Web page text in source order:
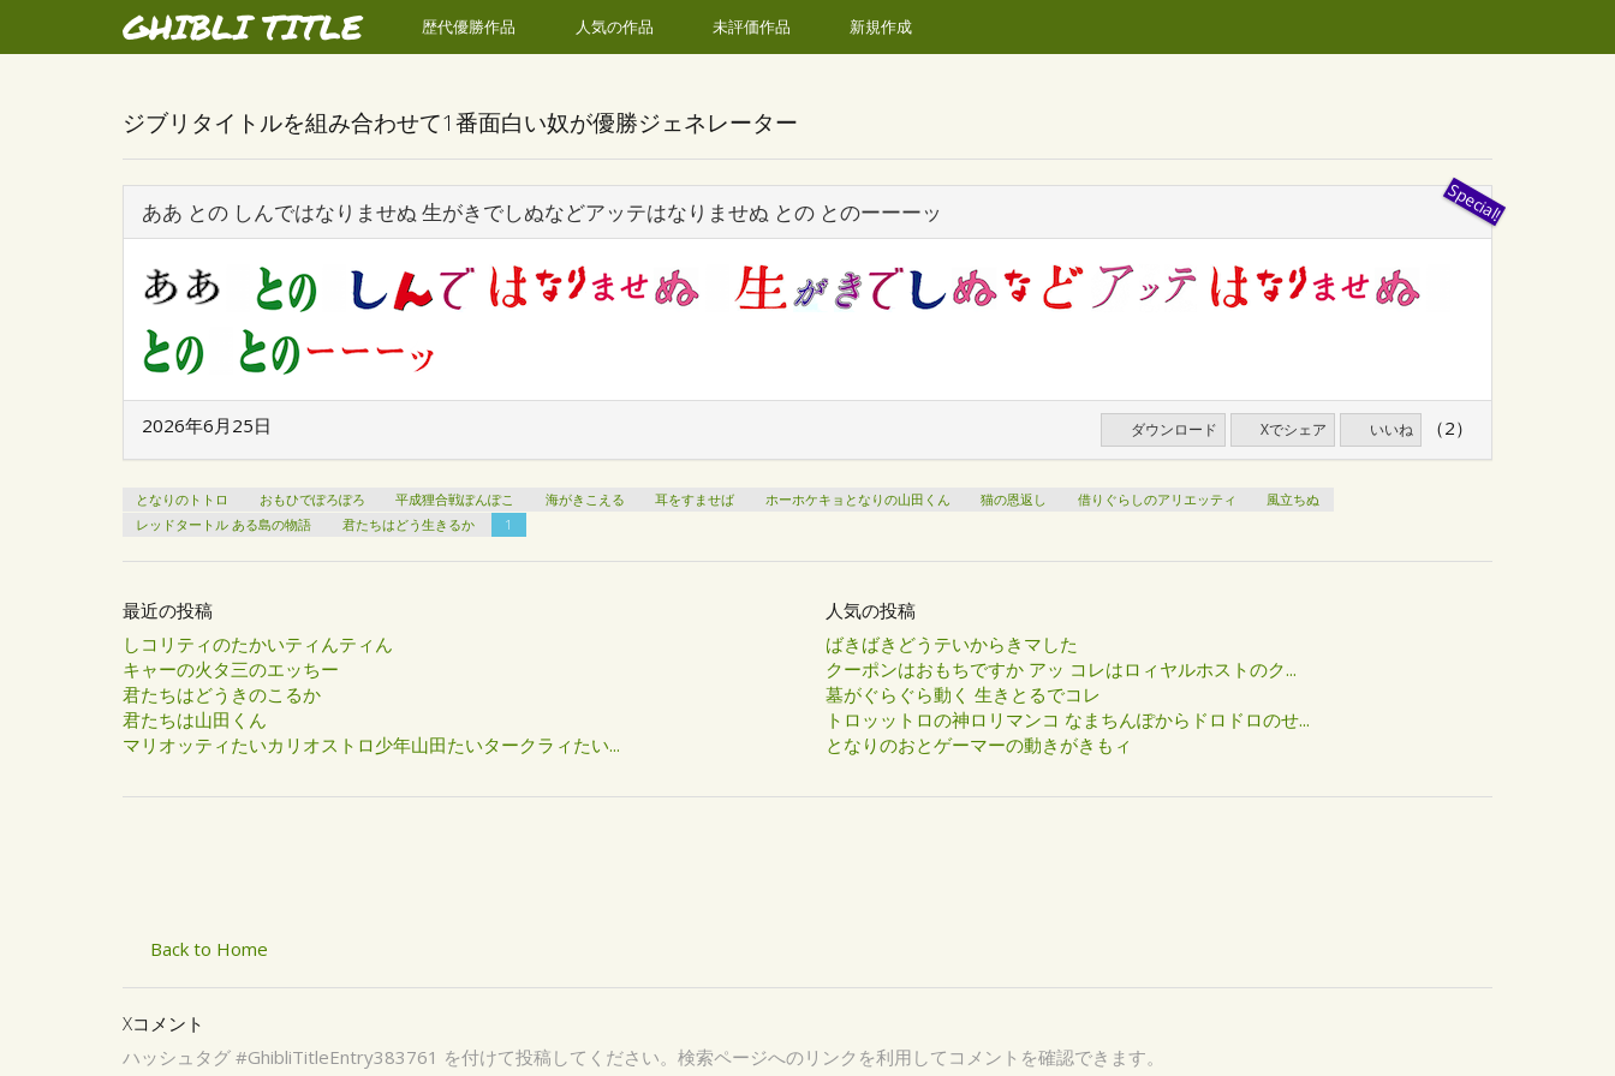
GHIBLI TITLE 歴代優勝作品 人気の作品 未評価作品 新規作成
ジブリタイトルを組み合わせて1番面白い奴が優勝ジェネレーター
ああ との しんではなりませぬ 生がきでしぬなどアッテはなりませぬ との とのーーーッ
2026年6月25日 ダウンロード Xでシェア いいね （2）
となりのトトロ おもひでぽろぽろ 平成狸合戦ぽんぽこ 海がきこえる 耳をすませば ホーホケキョとなりの山田くん 猫の恩返し 借りぐらしのアリエッティ
風立ちぬ
レッドタートル ある島の物語
君たちはどう生きるか 1
最近の投稿
しコリティのたかいティんティん
キャーの火タ三のエッちー
君たちはどうきのこるか
君たちは山田くん
マリオッティたいカリオストロ少年山田たいタークラィたい...
人気の投稿
ばきばきどうテいからきマした
クーポンはおもちですか アッ コレはロィヤルホストのク...
墓がぐらぐら動く 生きとるでコレ
トロッットロの神ロリマンコ なまちんぽからドロドロのせ...
となりのおとゲーマーの動きがきもィ
Back to Home
Xコメント
ハッシュタグ #GhibliTitleEntry383761 を付けて投稿してください。検索ページへのリンクを利用してコメントを確認できます。